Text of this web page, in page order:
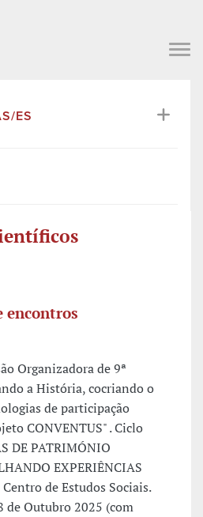
ES
encontros
Organizadora de 9ª
a História, cocriando o
de participação
CONVENTUS" . Ciclo
DE PATRIMÓNIO
EXPERIÊNCIAS
de Estudos Sociais.
de Outubro 2025 (com